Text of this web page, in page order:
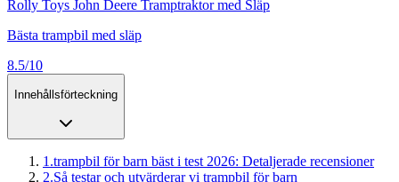
Rolly Toys John Deere Tramptraktor med Släp
Bästa trampbil med släp
8.5/10
Innehållsförteckning
1 .trampbil för barn bäst i test 2026: Detaljerade recensioner
2.Så testar och utvärderar vi trampbil för barn